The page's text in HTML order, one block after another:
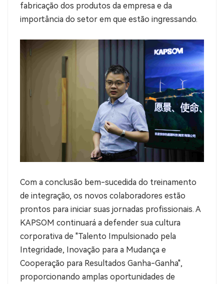
fabricação dos produtos da empresa e da
importância do setor em que estão ingressando.
Com a conclusão bem-sucedida do treinamento
de integração, os novos colaboradores estão
prontos para iniciar suas jornadas profissionais. A
KAPSOM continuará a defender sua cultura
corporativa de "Talento Impulsionado pela
Integridade, Inovação para a Mudança e
Cooperação para Resultados Ganha-Ganha",
proporcionando amplas oportunidades de